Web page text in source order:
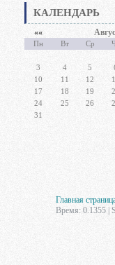
КАЛЕНДАРЬ
««
Пн Вт Ср
3
4 5
10
11 12
17
18 19
24
25 26
31
Главная
Время: 0.1355 |